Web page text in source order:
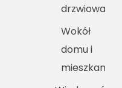
drzwiowa
Wokół
domu i
mieszkania